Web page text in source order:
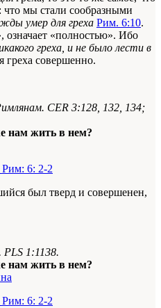
что мы стали сообразными
умер для греха Рим. 6:10.
означает «полностью». Ибо
греха, и не было лести в
греха совершенно.
CER 3:128, 132, 134;
нам жить в нем?
Рим: 6: 2-2
был тверд и совершенен,
PLS 1:1138.
нам жить в нем?
Рим: 6: 2-2